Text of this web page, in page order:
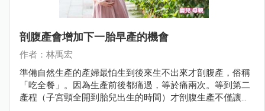
剖腹產會增加下一胎早產的機會
作者：林禹宏
準備自然生產的產婦最怕生到後來生不出來才剖腹產，俗稱
「吃全餐」。因為生產前後都痛過，等於痛兩次。等到第二
產程（子宮頸全開到胎兒出生的時間）才剖腹生產不僅讓孕